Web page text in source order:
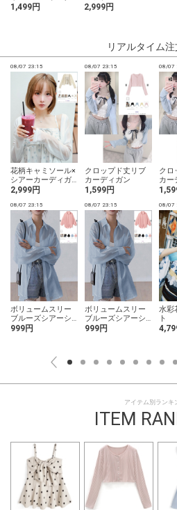
1,499円 2,999円
リアルタイム
08/07 23:15
花柄キャミソール×
シアーカーディガ
ンアンサンブル
2,999円
08/07 23:15
クロップド丈リブ
カーディガン
1,599円
08/07
クロ
カー
08/07 23:15
ボリュームスリー
ブルーズシアーシ
ャツ
999円
08/07 23:15
ボリュームスリー
ブルーズシアーシ
ャツ
999円
08/07
水彩
ト
アイテム別ランキ
ITEM